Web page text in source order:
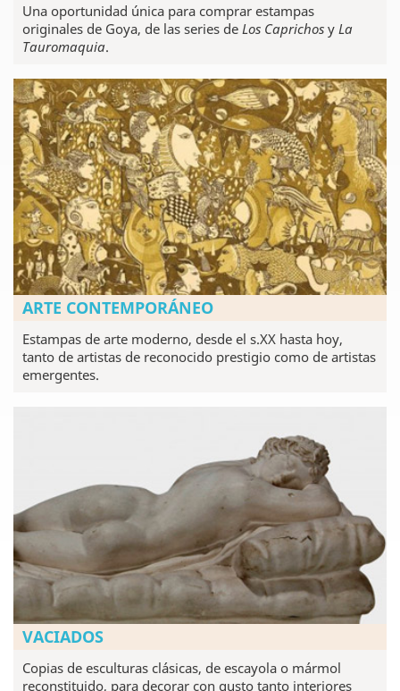
Una oportunidad única para comprar estampas
originales de Goya, de las series de Los Caprichos y La
Tauromaquia.
ARTE CONTEMPORÁNEO
Estampas de arte moderno, desde el s.XX hasta hoy,
tanto de artistas de reconocido prestigio como de artistas
emergentes.
VACIADOS
Copias de esculturas clásicas, de escayola o mármol
reconstituido, para decorar con gusto tanto interiores